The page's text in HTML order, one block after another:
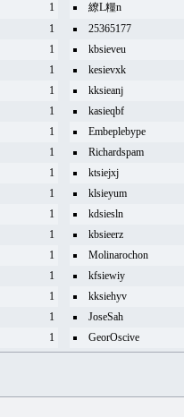
1
繚L糧n
1
25365177
1
kbsieveu
1
kesievxk
1
kksieanj
1
kasieqbf
1
Embeplebype
1
Richardspam
1
ktsiejxj
1
klsieyum
1
kdsiesln
1
kbsieerz
1
Molinarochon
1
kfsiewiy
1
kksiehyv
1
JoseSah
1 GeorOscive